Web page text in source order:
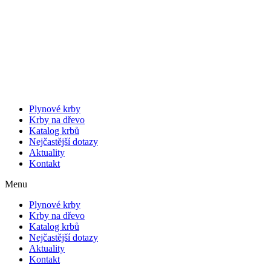
Plynové krby
Krby na dřevo
Katalog krbů
Nejčastější dotazy
Aktuality
Kontakt
Menu
Plynové krby
Krby na dřevo
Katalog krbů
Nejčastější dotazy
Aktuality
Kontakt